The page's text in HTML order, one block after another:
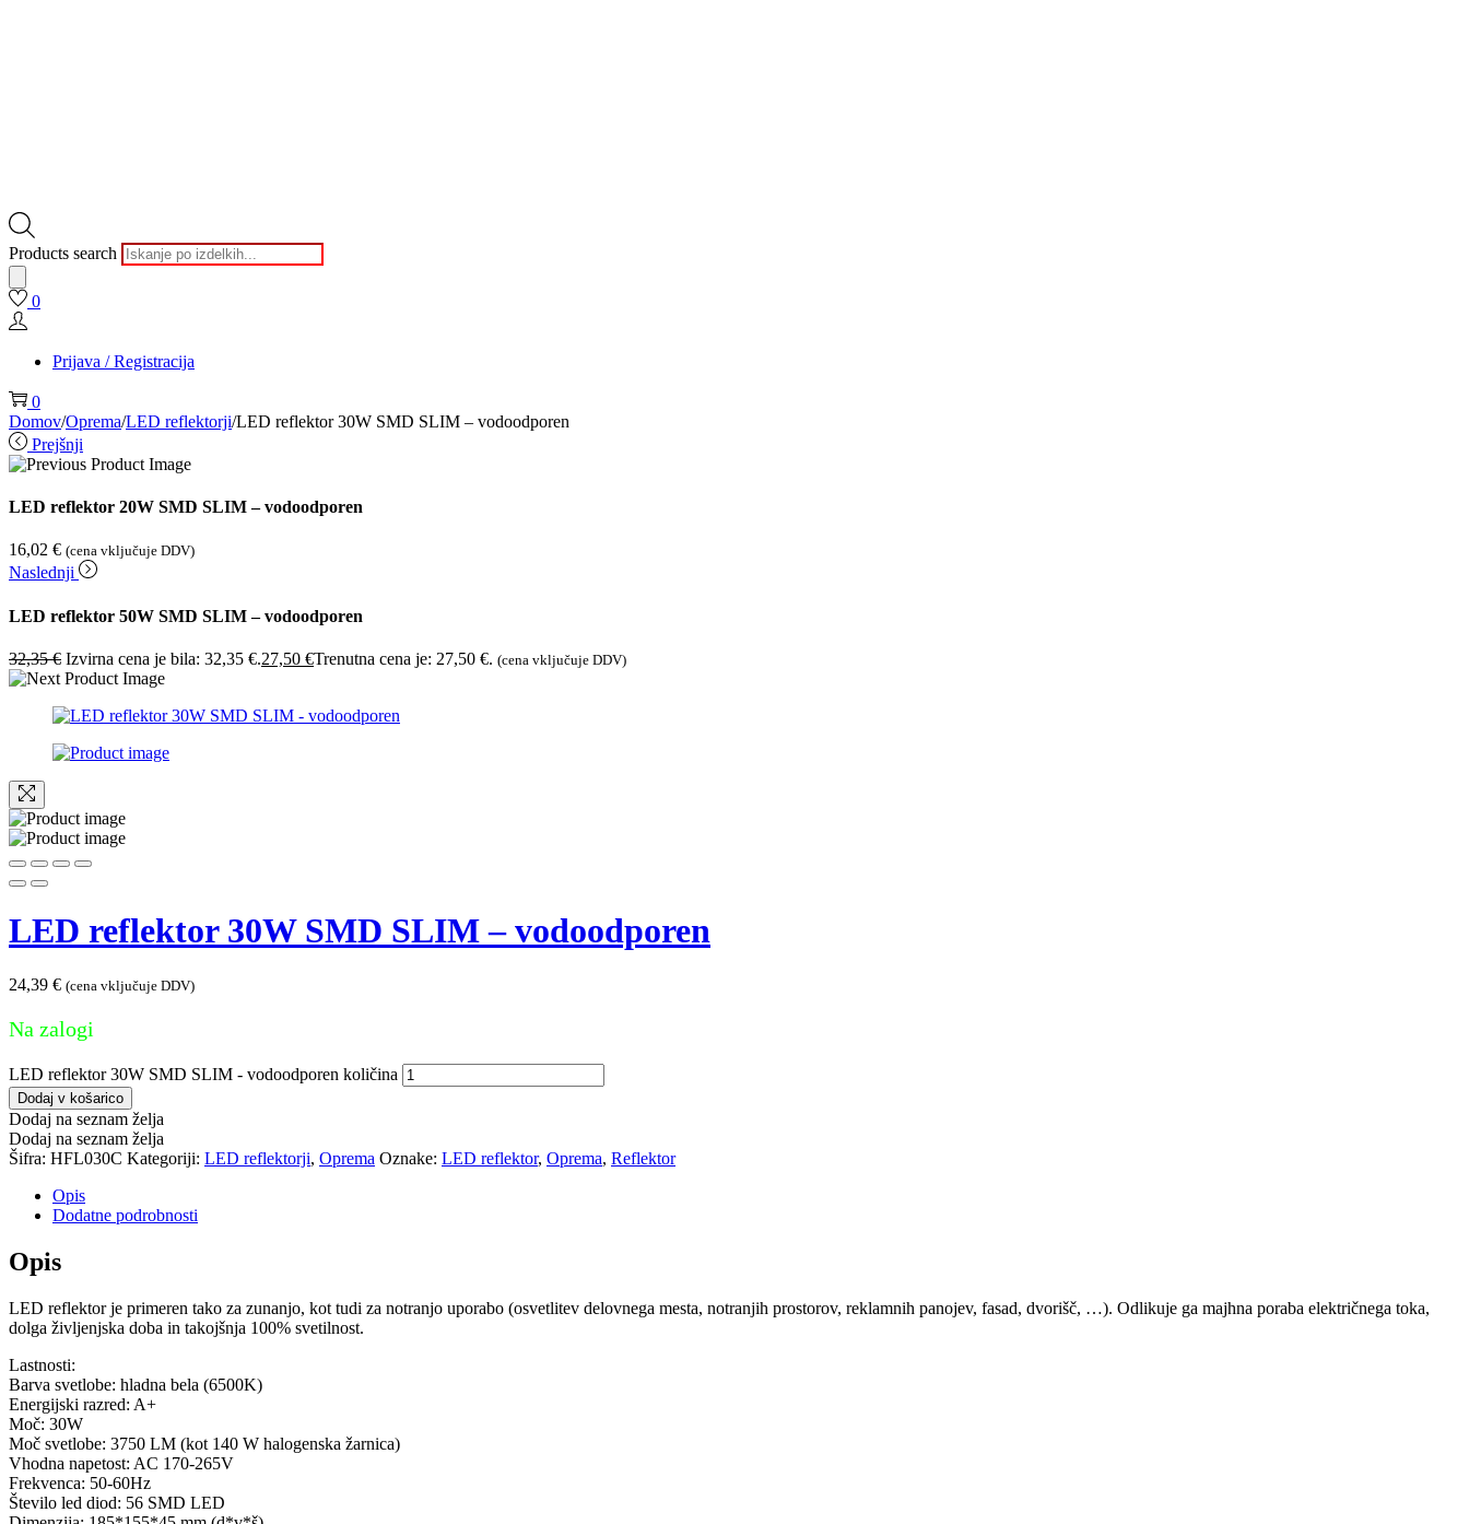
Products search
0
Prijava / Registracija
0
Domov/Oprema/LED reflektorji/LED reflektor 30W SMD SLIM – vodoodporen
Prejšnji
LED reflektor 20W SMD SLIM – vodoodporen
16,02 € (cena vključuje DDV)
Naslednji
LED reflektor 50W SMD SLIM – vodoodporen
32,35€ Izvirna cena je bila: 32,35 €.27,50 €Trenutna cena je: 27,50 €. (cena vključuje DDV)
LED reflektor 30W SMD SLIM – vodoodporen
24,39 € (cena vključuje DDV)
Na zalogi
LED reflektor 30W SMD SLIM - vodoodporen količina
Dodaj v košarico
Dodaj na seznam želja
Dodaj na seznam želja
Šifra: HFL030C Kategoriji: LED reflektorji, Oprema Oznake: LED reflektor, Oprema, Reflektor
Opis
Dodatne podrobnosti
Opis
LED reflektor je primeren tako za zunanjo, kot tudi za notranjo uporabo (osvetlitev delovnega mesta, notranjih prostorov, reklamnih panojev, fasad, dvorišč, …). Odlikuje ga majhna poraba električnega toka,
dolga življenjska doba in takojšnja 100% svetilnost.
Lastnosti:
Barva svetlobe: hladna bela (6500K)
Energijski razred: A+
Moč: 30W
Moč svetlobe: 3750 LM (kot 140 W halogenska žarnica)
Vhodna napetost: AC 170-265V
Frekvenca: 50-60Hz
Število led diod: 56 SMD LED